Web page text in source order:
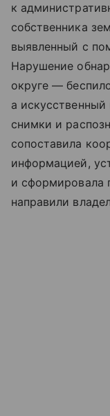
к
собственника
выявленный с
Нарушение
округе —
а искусственный
снимки и
сопоставила
информацией,
и сформировала
направили